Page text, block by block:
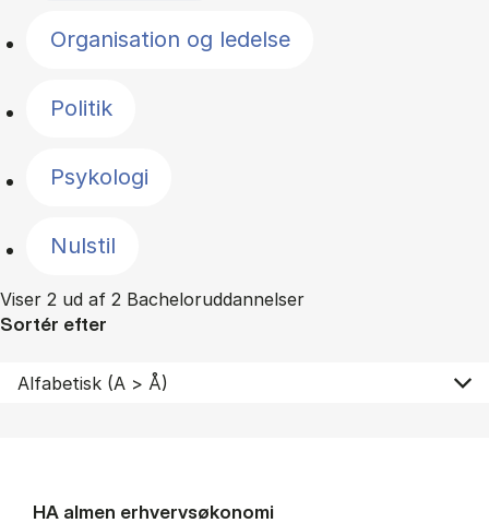
Organisation og ledelse
Politik
Psykologi
Nulstil
Viser 2 ud af 2 Bacheloruddannelser
Sortér efter
HA al­men erhvervs­økonomi